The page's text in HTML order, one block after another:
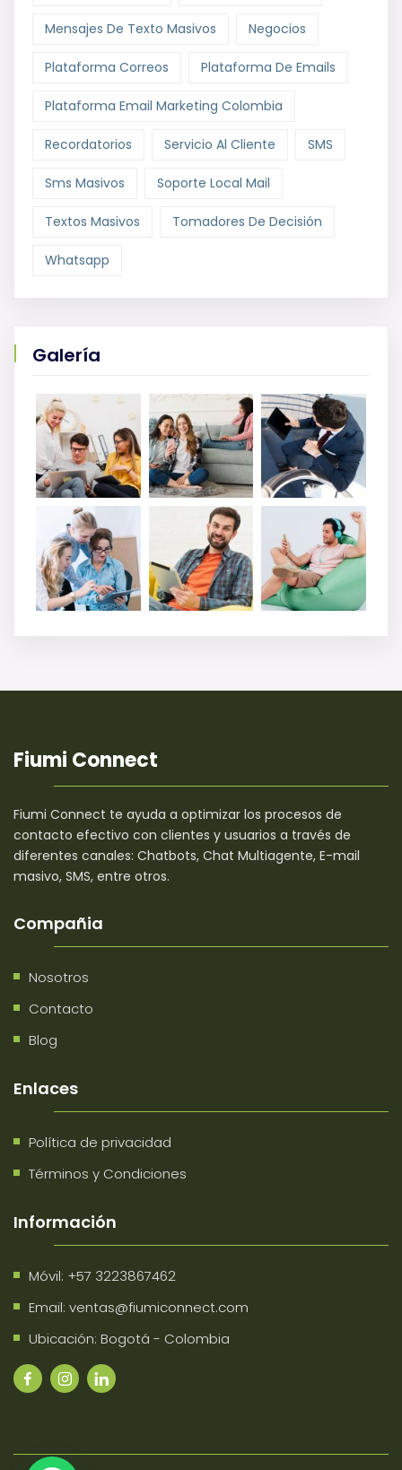
Mensajes De Texto Masivos Negocios
Plataforma Correos Plataforma De Emails
Plataforma Email Marketing Colombia
Recordatorios Servicio Al Cliente SMS
Sms Masivos Soporte Local Mail
Textos Masivos Tomadores De Decisión
Whatsapp
Galería
Fiumi Connect
Fiumi Connect te ayuda a optimizar los procesos de
contacto efectivo con clientes y usuarios a través de
diferentes canales: Chatbots, Chat Multiagente, E-mail
masivo, SMS, entre otros.
Compañia
Nosotros
Contacto
Blog
Enlaces
Política de privacidad
Términos y Condiciones
Información
Móvil: +57 3223867462
Email: ventas@fiumiconnect.com
Ubicación: Bogotá - Colombia